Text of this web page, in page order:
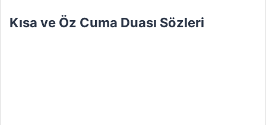
Kısa ve Öz Cuma Duası Sözleri